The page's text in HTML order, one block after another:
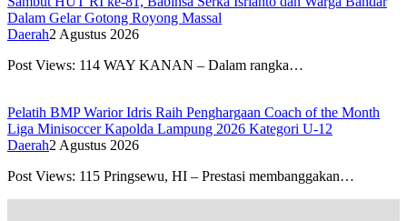
Dalam Gelar Gotong Royong Massal
Daerah2 Agustus 2026
Post Views: 114 WAY KANAN – Dalam rangka…
Pelatih BMP Warior Idris Raih Penghargaan Coach of the Month
Liga Minisoccer Kapolda Lampung 2026 Kategori U-12
Daerah2 Agustus 2026
Post Views: 115 Pringsewu, HI – Prestasi membanggakan…